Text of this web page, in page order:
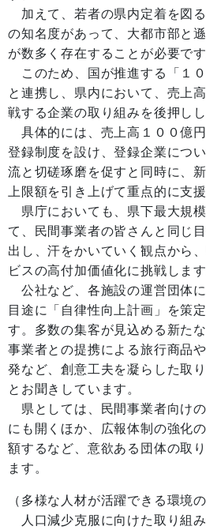
加えて、若者の県内定着を図
の知名度があって、大都市部と
が数多く存在することが必要です
このため、国が推進する「１
と連携し、県内において、売上
戦する企業の取り組みを後押しし
具体的には、売上高１００億
登録制度を設け、登録企業につ
流と切磋琢磨を促すと同時に、
上限額を引き上げて重点的に支援
県庁においても、県下最大規
て、民間事業者の皆さんと同じ
出し、汗をかいていく観点から
ビスの高付加価値化に挑戦します
公社など、各施設の運営団体
目途に「自律性向上計画」を策
す。多数の集客が見込める新た
事業者との提携による旅行商品
発など、創意工夫を凝らした取
とお聞きしています。
県としては、民間事業者向け
にも開くほか、広報体制の強化
額するなど、意欲ある団体の取
ます。
（多様な人材が活躍できる環境の
人口減少克服に向けた取り組